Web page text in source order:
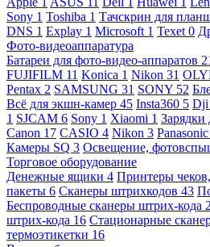
Sony 1 Toshiba 1 Тачскрин для
DNS 1 Explay 1 Microsoft 1 Texet 0
Фото-видеоаппаратура
Батареи для фото-видео-аппаратов
FUJIFILM 11 Konica 1 Nikon 31
Pentax 2 SAMSUNG 31 SONY 52
Всё для экшн-камер 45 Insta360 5 Dji
1 SJCAM 6 Sony 1 Xiaomi 1 Зарядки
Canon 17 CASIO 4 Nikon 3 Panasonic
Камеры SQ 3 Освещение,
Торговое оборудование
Денежные ящики 4 Принтеры
пакеты 6 Сканеры штрихкодов 43
Беспроводные сканеры штрих-кода
штрих-кода 16 Стационарные
термоэтикетки 16